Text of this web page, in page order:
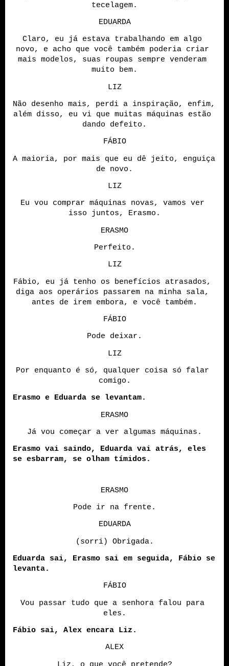
tecelagem.
EDUARDA
Claro, eu já estava trabalhando em algo
novo, e acho que você também poderia criar
mais modelos, suas roupas sempre venderam
muito bem.
LIZ
Não desenho mais, perdi a inspiração, enfim,
além disso, eu vi que muitas máquinas estão
dando defeito.
FÁBIO
A maioria, por mais que eu dê jeito, enguiça
de novo.
LIZ
Eu vou comprar máquinas novas, vamos ver
isso juntos, Erasmo.
ERASMO
Perfeito.
LIZ
Fábio, eu já tenho os benefícios atrasados,
diga aos operários passarem na minha sala,
antes de irem embora, e você também.
FÁBIO
Pode deixar.
LIZ
Por enquanto é só, qualquer coisa só falar
comigo.
Erasmo e Eduarda se levantam.
ERASMO
Já vou começar a ver algumas máquinas.
Erasmo vai saindo, Eduarda vai atrás, eles
se esbarram, se olham tímidos.
ERASMO
Pode ir na frente.
EDUARDA
(sorri) Obrigada.
Eduarda sai, Erasmo sai em seguida, Fábio se
levanta.
FÁBIO
Vou passar tudo que a senhora falou para
eles.
Fábio sai, Alex encara Liz.
ALEX